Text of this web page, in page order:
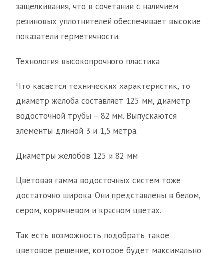
защелкивания, что в сочетании с наличием
резиновых уплотнителей обеспечивает высокие
показатели герметичности.
Технология высокопрочного пластика
Что касается технических характеристик, то
диаметр желоба составляет 125 мм, диаметр
водосточной трубы – 82 мм. Выпускаются
элементы длиной 3 и 1,5 метра.
Диаметры желобов 125 и 82 мм
Цветовая гамма водосточных систем тоже
достаточно широка. Они представлены в белом,
сером, коричневом и красном цветах.
Так есть возможность подобрать такое
цветовое решение, которое будет максимально